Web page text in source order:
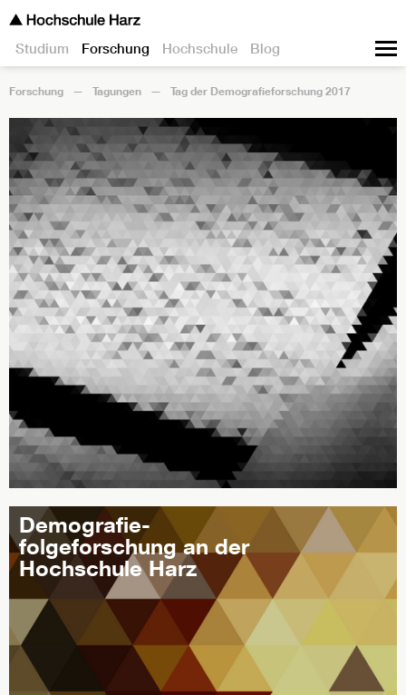
Studium Forschung Hochschule Blog
Forschung Tagungen Tag der Demografieforschung 2017
Demografie-
folgeforschung an der
Hochschule Harz